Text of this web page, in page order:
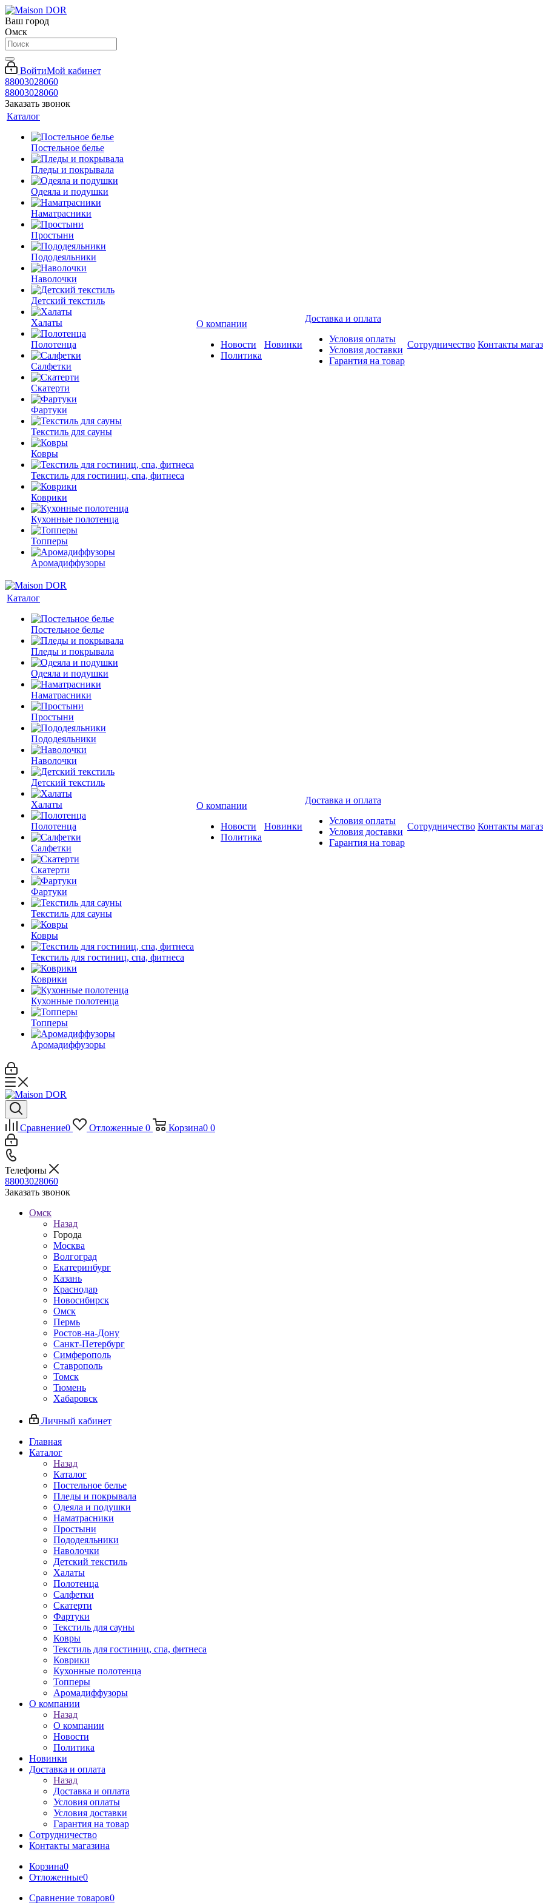
Ваш город
Омск
ВойтиМой кабинет
88003028060
88003028060
Заказать звонок
Каталог
Постельное белье
Пледы и покрывала
Одеяла и подушки
Наматрасники
Простыни
Пододеяльники
Наволочки
Детский текстиль
Халаты
Полотенца
Салфетки
Скатерти
Фартуки
Текстиль для сауны
Ковры
Текстиль для гостиниц, спа, фитнеса
Коврики
Кухонные полотенца
Топперы
Аромадиффузоры
О компании
Новости
Политика
Новинки
Доставка и оплата
Условия оплаты
Условия доставки
Гарантия на товар
Сотрудничество Контакты
Каталог
Постельное белье
Пледы и покрывала
Одеяла и подушки
Наматрасники
Простыни
Пододеяльники
Наволочки
Детский текстиль
Халаты
Полотенца
Салфетки
Скатерти
Фартуки
Текстиль для сауны
Ковры
Текстиль для гостиниц, спа, фитнеса
Коврики
Кухонные полотенца
Топперы
Аромадиффузоры
О компании
Новости
Политика
Новинки
Доставка и оплата
Условия оплаты
Условия доставки
Гарантия на товар
Сотрудничество Контакты
Сравнение0 Отложенные 0 Корзина0 0
Телефоны
88003028060
Заказать звонок
Омск
Назад
Города
Москва
Волгоград
Екатеринбург
Казань
Краснодар
Новосибирск
Омск
Пермь
Ростов-на-Дону
Санкт-Петербург
Симферополь
Ставрополь
Томск
Тюмень
Хабаровск
Личный кабинет
Главная
Каталог
Назад
Каталог
Постельное белье
Пледы и покрывала
Одеяла и подушки
Наматрасники
Простыни
Пододеяльники
Наволочки
Детский текстиль
Халаты
Полотенца
Салфетки
Скатерти
Фартуки
Текстиль для сауны
Ковры
Текстиль для гостиниц, спа, фитнеса
Коврики
Кухонные полотенца
Топперы
Аромадиффузоры
О компании
Назад
О компании
Новости
Политика
Новинки
Доставка и оплата
Назад
Доставка и оплата
Условия оплаты
Условия доставки
Гарантия на товар
Сотрудничество
Контакты магазина
Корзина0
Отложенные0
Сравнение товаров0